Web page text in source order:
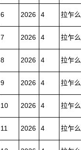
6 2026 4 拉乍么
7 2026 4 拉乍么
8 2026 4 拉乍么
9 2026 4 拉乍么
10 2026 4 拉乍么
11 2026 4 拉乍么